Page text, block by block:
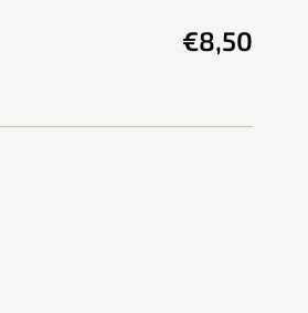
€8,50